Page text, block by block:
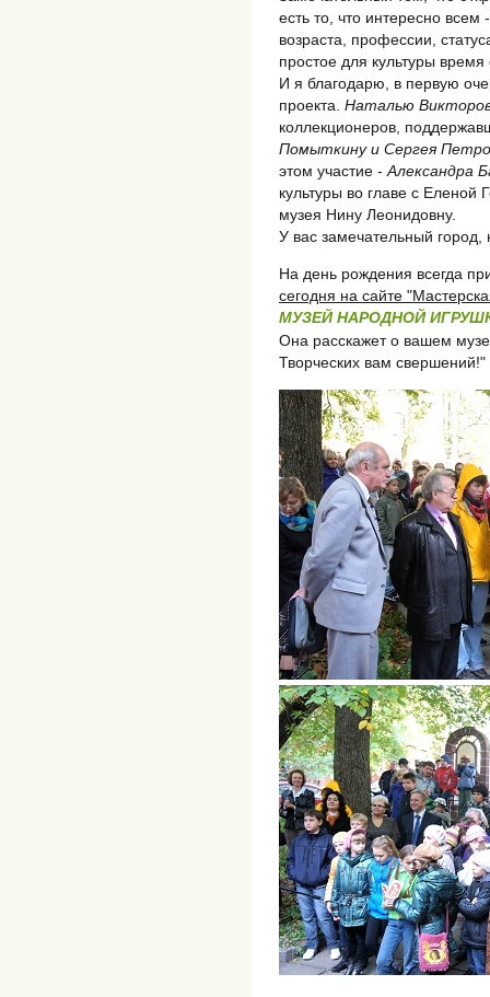
есть то, что интересно
возраста, профессии,
простое для культуры
И я благодарю, в первую
проекта. Наталью
коллекционеров,
Помыткину и Сергея
этом участие - Александра
культуры во главе с Еленой
музея Нину Леонидовну.
У вас замечательный
На день рождения всегда
сегодня на сайте
МУЗЕЙ НАРОДНОЙ
Она расскажет о вашем
Творческих вам свершений!"